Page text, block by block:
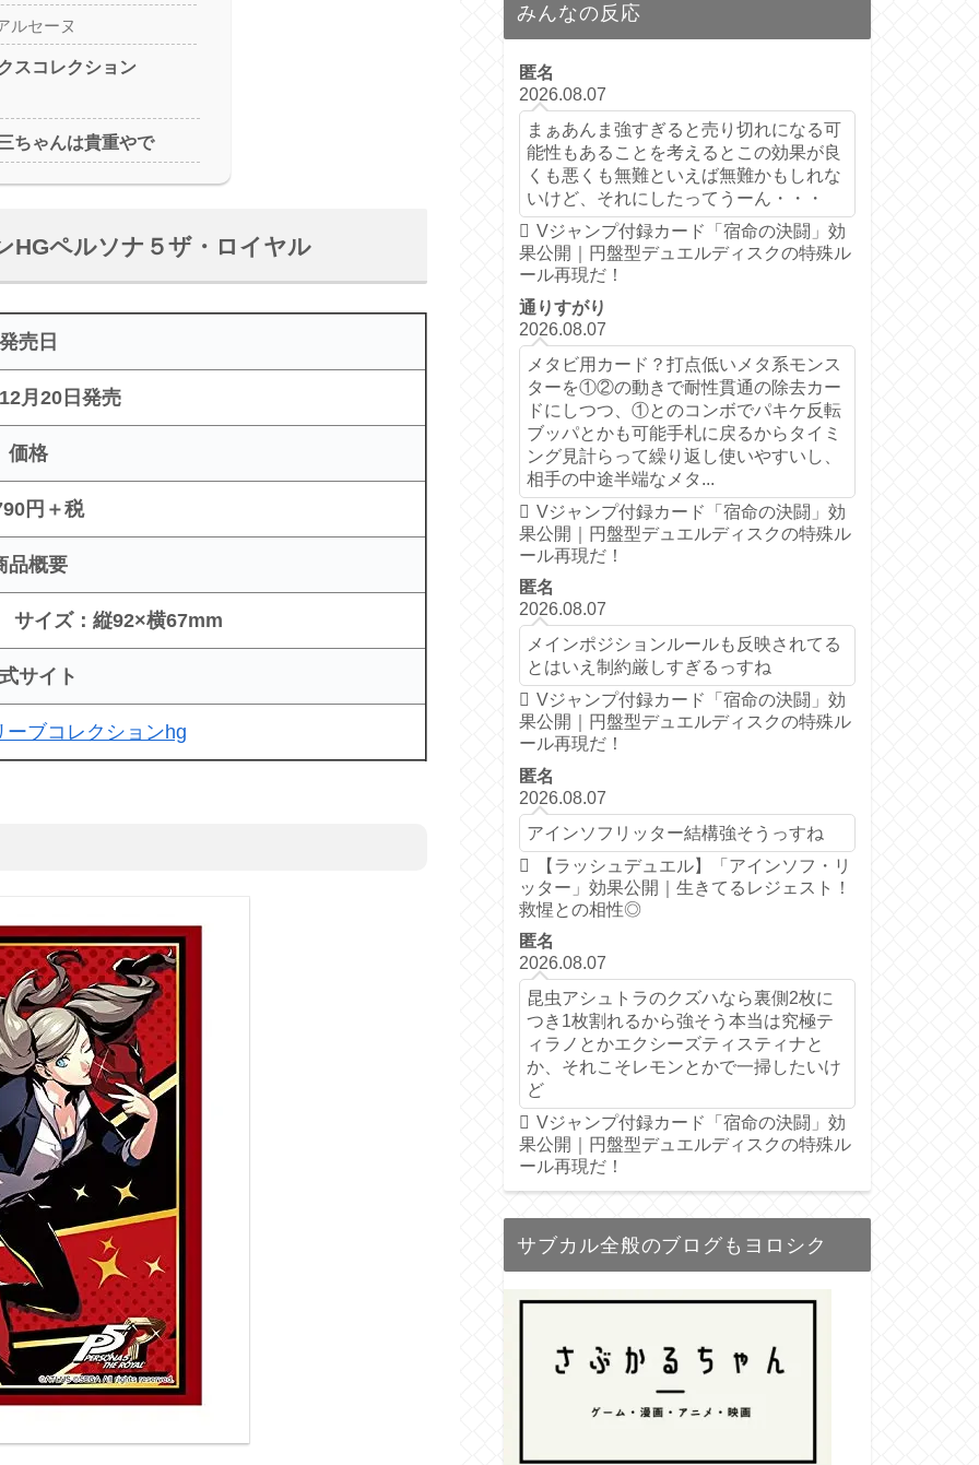
ルセーヌ
スコレクション
ちゃんは貴重やで
HGペルソナ５ザ・ロイヤル
発売日
月20日発売
価格
円＋税
品概要
イズ：縦92×横67mm
サイト
ーブコレクションhg
みんなの反応
匿名
2026.08.07
まぁあんま強すぎると売り切れになる可
能性もあることを考えるとこの効果が良
くも悪くも無難といえば無難かもしれな
いけど、それにしたってうーん・・・
Vジャンプ付録カード「宿命の決闘」効
果公開｜円盤型デュエルディスクの特殊ル
ール再現だ！
通りすがり
2026.08.07
メタビ用カード？打点低いメタ系モンス
ターを①②の動きで耐性貫通の除去カー
ドにしつつ、①とのコンボでパキケ反転
ブッパとかも可能手札に戻るからタイミ
ング見計らって繰り返し使いやすいし、
相手の中途半端なメタ...
Vジャンプ付録カード「宿命の決闘」効
果公開｜円盤型デュエルディスクの特殊ル
ール再現だ！
匿名
2026.08.07
メインポジションルールも反映されてる
とはいえ制約厳しすぎるっすね
Vジャンプ付録カード「宿命の決闘」効
果公開｜円盤型デュエルディスクの特殊ル
ール再現だ！
匿名
2026.08.07
アインソフリッター結構強そうっすね
【ラッシュデュエル】「アインソフ・リ
ッター」効果公開｜生きてるレジェスト！
救惺との相性◎
匿名
2026.08.07
昆虫アシュトラのクズハなら裏側2枚に
つき1枚割れるから強そう本当は究極テ
ィラノとかエクシーズティスティナと
か、それこそレモンとかで一掃したいけ
ど
Vジャンプ付録カード「宿命の決闘」効
果公開｜円盤型デュエルディスクの特殊ル
ール再現だ！
サブカル全般のブログもヨロシク